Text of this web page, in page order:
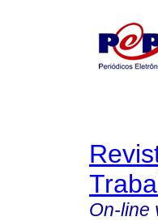
On-line